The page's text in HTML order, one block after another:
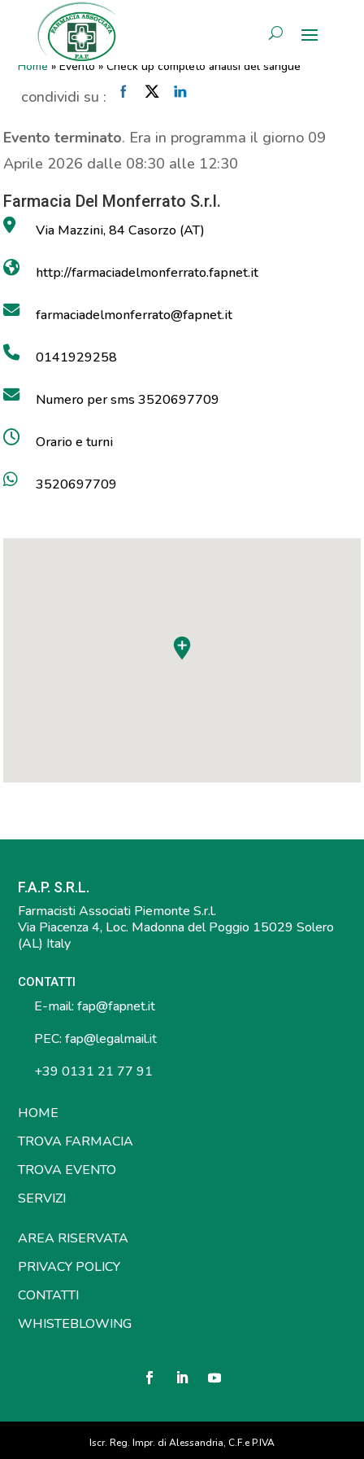
AREA RISERVATA
Check up completo analisi del
sangue
Home »Evento »Check up completo analisi del sangue
condividi su :
Evento terminato. Era in programma il giorno 09
Aprile 2026 dalle 08:30 alle 12:30
Farmacia Del Monferrato S.r.l.
Via Mazzini, 84 Casorzo (AT)
http://farmaciadelmonferrato.fapnet.it
farmaciadelmonferrato@fapnet.it
0141929258
Numero per sms 3520697709
Orario e turni
3520697709
F.A.P. S.R.L.
Farmacisti Associati Piemonte S.r.l.
Via Piacenza 4, Loc. Madonna del Poggio 15029 Solero
(AL) Italy
CONTATTI
E-mail: fap@fapnet.it
PEC: fap@legalmail.it
+39 0131 21 77 91
HOME
TROVA FARMACIA
TROVA EVENTO
SERVIZI
AREA RISERVATA
PRIVACY POLICY
CONTATTI
WHISTEBLOWING
Iscr. Reg. Impr. di Alessandria, C.F.e P.IVA